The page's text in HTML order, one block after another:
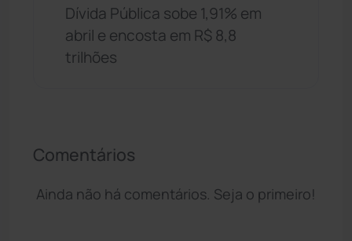
Dívida Pública sobe 1,91% em
abril e encosta em R$ 8,8
trilhões
Comentários
Ainda não há comentários. Seja o primeiro!